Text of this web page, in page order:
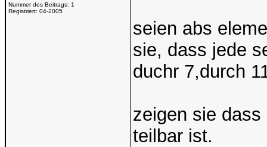
Nummer des Beitrags: 1
Registriert: 04-2005
seien abs
sie, dass jede
duchr 7,durch
zeigen sie
teilbar ist.